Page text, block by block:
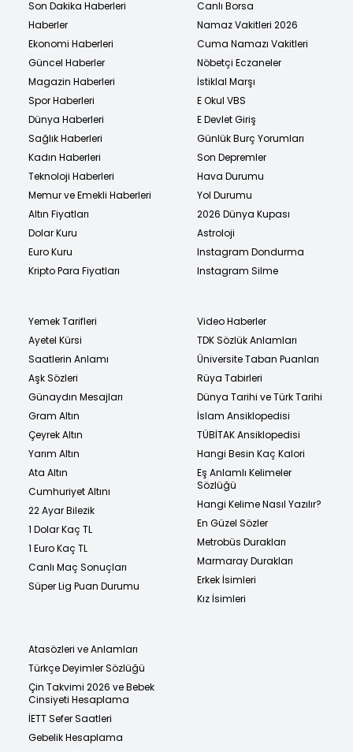
Son Dakika Haberleri
Haberler
Ekonomi Haberleri
Güncel Haberler
Magazin Haberleri
Spor Haberleri
Dünya Haberleri
Sağlık Haberleri
Kadın Haberleri
Teknoloji Haberleri
Memur ve Emekli Haberleri
Altın Fiyatları
Dolar Kuru
Euro Kuru
Kripto Para Fiyatları
Canlı Borsa
Namaz Vakitleri 2026
Cuma Namazı Vakitleri
Nöbetçi Eczaneler
İstiklal Marşı
E Okul VBS
E Devlet Giriş
Günlük Burç Yorumları
Son Depremler
Hava Durumu
Yol Durumu
2026 Dünya Kupası
Astroloji
Instagram Dondurma
Instagram Silme
Yemek Tarifleri
Ayetel Kürsi
Saatlerin Anlamı
Aşk Sözleri
Günaydın Mesajları
Gram Altın
Çeyrek Altın
Yarım Altın
Ata Altın
Cumhuriyet Altını
22 Ayar Bilezik
1 Dolar Kaç TL
1 Euro Kaç TL
Canlı Maç Sonuçları
Süper Lig Puan Durumu
Video Haberler
TDK Sözlük Anlamları
Üniversite Taban Puanları
Rüya Tabirleri
Dünya Tarihi ve Türk Tarihi
İslam Ansiklopedisi
TÜBİTAK Ansiklopedisi
Hangi Besin Kaç Kalori
Eş Anlamlı Kelimeler
Sözlüğü
Hangi Kelime Nasıl Yazılır?
En Güzel Sözler
Metrobüs Durakları
Marmaray Durakları
Erkek İsimleri
Kız İsimleri
Atasözleri ve Anlamları
Türkçe Deyimler Sözlüğü
Çin Takvimi 2026 ve Bebek
Cinsiyeti Hesaplama
İETT Sefer Saatleri
Gebelik Hesaplama